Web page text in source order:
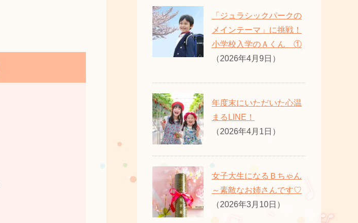
「ジュラシックパークの
メインテーマ」に挑戦！
小学校入学のＡくん ①
（2026年4月9日）
年度末にいただいた心温
まるLINE！
（2026年4月1日）
女子大生になるＢちゃん
～素敵なお姉さんです♡
（2026年3月10日）